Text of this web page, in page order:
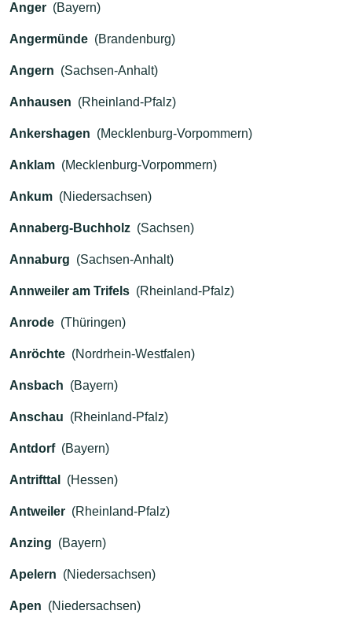
Anger (Bayern)
Angermünde (Brandenburg)
Angern (Sachsen-Anhalt)
Anhausen (Rheinland-Pfalz)
Ankershagen (Mecklenburg-Vorpommern)
Anklam (Mecklenburg-Vorpommern)
Ankum (Niedersachsen)
Annaberg-Buchholz (Sachsen)
Annaburg (Sachsen-Anhalt)
Annweiler am Trifels (Rheinland-Pfalz)
Anrode (Thüringen)
Anröchte (Nordrhein-Westfalen)
Ansbach (Bayern)
Anschau (Rheinland-Pfalz)
Antdorf (Bayern)
Antrifttal (Hessen)
Antweiler (Rheinland-Pfalz)
Anzing (Bayern)
Apelern (Niedersachsen)
Apen (Niedersachsen)